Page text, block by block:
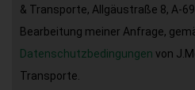
& Transporte, Allgäustraße 8, A-
Bearbeitung meiner Anfrage,
Datenschutzbedingungen von
Transporte.